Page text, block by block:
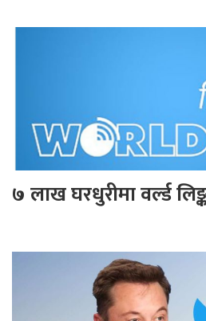
७ लाख घरधुरीमा वर्ल्ड